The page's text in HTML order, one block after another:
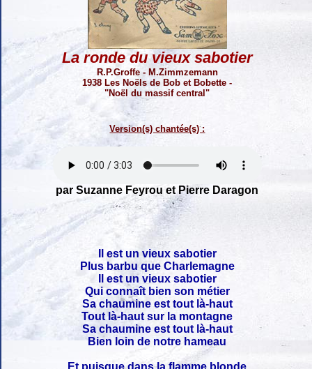
La ronde du vieux sabotier
R.P.Groffe - M.Zimmzemann
1938 Les Noëls de Bob et Bobette -
"Noël du massif central"
Version(s) chantée(s) :
par Suzanne Feyrou et Pierre Daragon
Il est un vieux sabotier
Plus barbu que Charlemagne
Il est un vieux sabotier
Qui connaît bien son métier
Sa chaumine est tout là-haut
Tout là-haut sur la montagne
Sa chaumine est tout là-haut
Bien loin de notre hameau